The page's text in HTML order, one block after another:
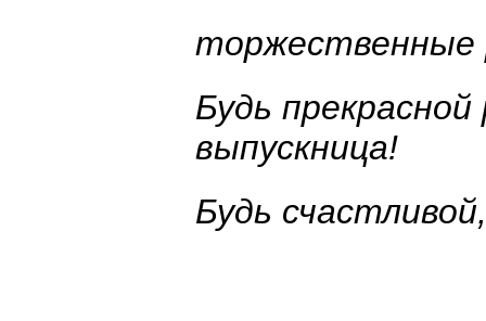
торжественные
Будь
выпускница!
Будь